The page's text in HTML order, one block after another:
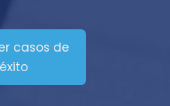
casos de
éxito